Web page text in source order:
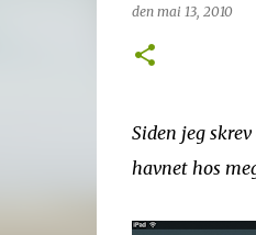
den mai 13, 2010
Siden jeg
havnet hos